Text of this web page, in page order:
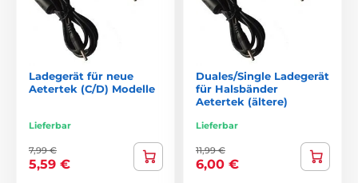
Ladegerät für neue
Aetertek (C/D) Modelle
Lieferbar
7,99 €
5,59 €
Duales/Single Ladegerät
für Halsbänder
Aetertek (ältere)
Lieferbar
11,99 €
6,00 €